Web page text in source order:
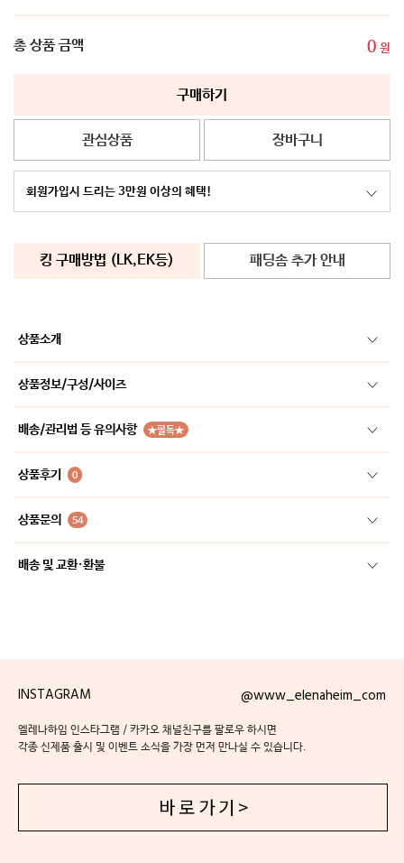
총 상품 금액 0 원
구매하기
관심상품 장바구니
회원가입시 드리는 3만원 이상의 혜택!
킹 구매방법 (LK,EK등) 패딩솜 추가 안내
상품소개
상품정보/구성/사이즈
배송/관리법 등 유의사항 ★필독★
상품후기 0
상품문의 54
배송 및 교환·환불
INSTAGRAM @www_elenaheim_com
엘레나하임 인스타그램 / 카카오 채널친구를 팔로우 하시면
각종 신제품 출시 및 이벤트 소식을 가장 먼저 만나실 수 있습니다.
바 로 가 기 >